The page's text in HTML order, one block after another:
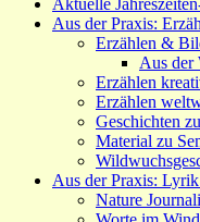
Aktuelle
Aus der Praxis:
Erzählen &
Aus der
Erzählen
Erzählen
Geschichten
Material zu
Aus der Praxis:
Nature